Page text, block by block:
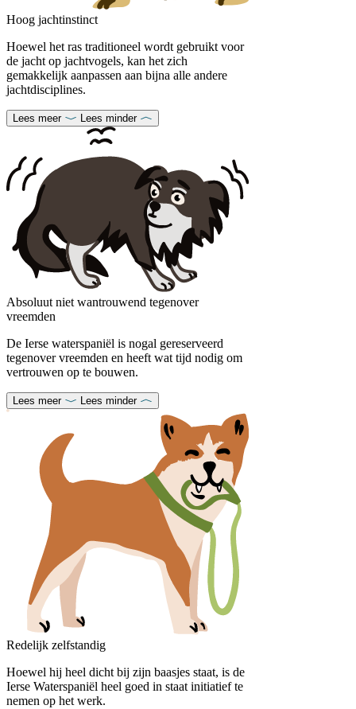
Hoog jachtinstinct
Hoewel het ras traditioneel wordt gebruikt voor
de jacht op jachtvogels, kan het zich
gemakkelijk aanpassen aan bijna alle andere
jachtdisciplines.
Lees meer Lees minder
Absoluut niet wantrouwend tegenover
vreemden
De Ierse waterspaniël is nogal gereserveerd
tegenover vreemden en heeft wat tijd nodig om
vertrouwen op te bouwen.
Lees meer Lees minder
Redelijk zelfstandig
Hoewel hij heel dicht bij zijn baasjes staat, is de
Ierse Waterspaniël heel goed in staat initiatief te
nemen op het werk.